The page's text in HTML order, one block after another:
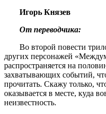
Игорь Князев
От переводчика:
Во второй повести
других персонажей
распространяется на
захватывающих событий,
прочитать. Скажу только,
оказывается в месте, куда
неизвестность.